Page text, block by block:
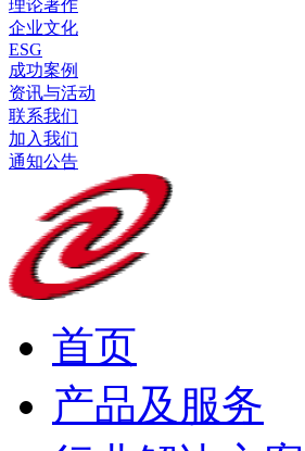
理论著作
企业文化
ESG
成功案例
资讯与活动
联系我们
加入我们
通知公告
首页
产品及服务